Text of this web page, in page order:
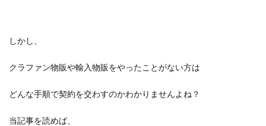
しかし、
クラファン物販や輸入物販をやったことがない方は
どんな手順で契約を交わすのかわかりませんよね？
当記事を読めば、